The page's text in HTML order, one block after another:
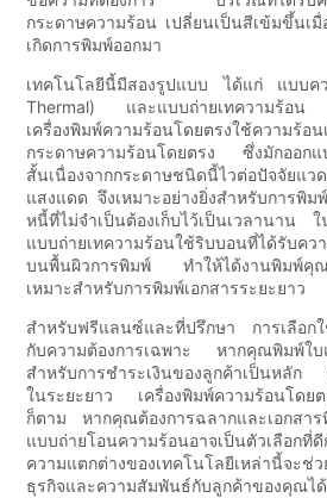
กระดาษความร้อน เปลี่ยนเป็นสีเข้มขึ้นเ
เกิดการพิมพ์ออกมา
เทคโนโลยีนี้มีสองรูปแบบ ได้แก่ แบบค
Thermal) และแบบถ่ายเทความร้อ
เครื่องพิมพ์ความร้อนโดยตรงใช้ความร้อ
กระดาษความร้อนโดยตรง ซึ่งมักออกแ
สั้นเนื่องจากกระดาษชนิดนี้ไวต่อปัจจัยแ
แสงแดด จึงเหมาะอย่างยิ่งสำหรับการพิม
หนี้ที่ไม่จำเป็นต้องเก็บไว้เป็นเวลานาน
แบบถ่ายเทความร้อนใช้ริบบอนที่ได้รับคว
บนพื้นผิวการพิมพ์ ทำให้ได้งานพิมพ์คุณ
เหมาะสำหรับการพิมพ์เอกสารระยะยาว
สำหรับฟรีแลนซ์และที่ปรึกษา การเลือก
กับความต้องการเฉพาะ หากคุณพิมพ์ใบ
สำหรับการชำระเงินของลูกค้าเป็นหลัก
ในระยะยาว เครื่องพิมพ์ความร้อนโดย
ก็ตาม หากคุณต้องการฉลากและเอกสา
แบบถ่ายโอนความร้อนอาจเป็นตัวเลือกที่
ความแตกต่างของเทคโนโลยีเหล่านี้จะช่
ธุรกิจและความสัมพันธ์กับลูกค้าของคุณไ